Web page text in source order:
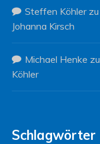
Steffen Köhlerzu
Johanna Kirsch
Michael Henke zu
Köhler
Schlagwörter